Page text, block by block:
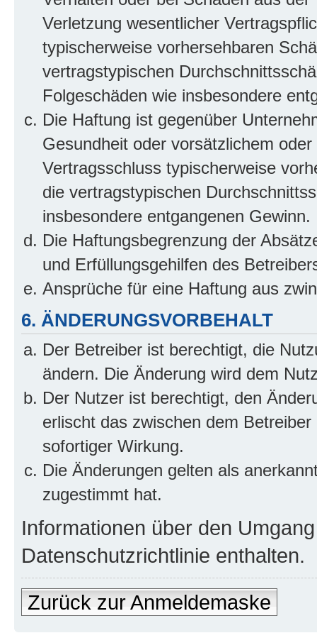
Verletzung wesentlicher
typischerweise vorhersehbaren
vertragstypischen
Folgeschäden wie insbesondere
Die Haftung ist gegenüber
Gesundheit oder vorsätzlichem
Vertragsschluss typischerweise
die vertragstypischen
insbesondere entgangenen Gewinn.
Die Haftungsbegrenzung der
und Erfüllungsgehilfen des
Ansprüche für eine Haftung aus
6. ÄNDERUNGSVORBEHALT
Der Betreiber ist berechtigt, die
ändern. Die Änderung wird dem
Der Nutzer ist berechtigt, den
erlischt das zwischen dem
sofortiger Wirkung.
Die Änderungen gelten als
zugestimmt hat.
Informationen über den
Datenschutzrichtlinie enthalten.
Zurück zur Anmeldemaske